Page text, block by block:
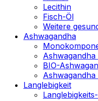
Lecithin
Fisch-Öl
Weitere
Ashwagandha
BIO-
Ashwagandha
Langlebigkeit